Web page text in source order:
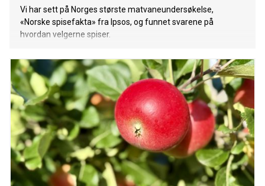
Vi har sett på Norges største matvaneundersøkelse,
«Norske spisefakta» fra Ipsos, og funnet svarene på
hvordan velgerne spiser.